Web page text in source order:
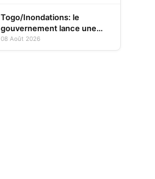
Togo/Inondations: le
gouvernement lance une
opération d’assistance aux
08 Août 2026